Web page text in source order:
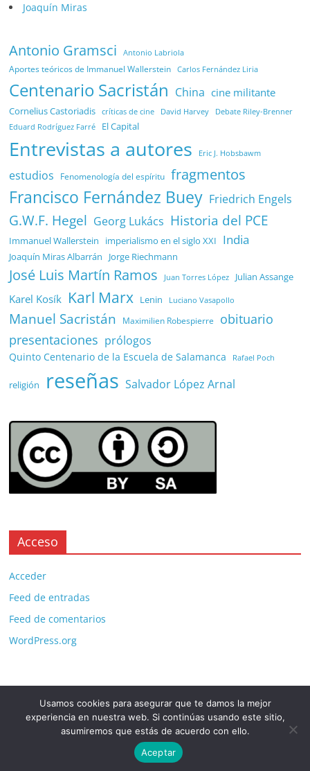
Joaquín Miras
Antonio Gramsci Antonio Labriola
Aportes teóricos de Immanuel Wallerstein Carlos Fernández Liria
Centenario Sacristán China cine militante
Cornelius Castoriadis críticas de cine David Harvey Debate Riley-Brenner
Eduard Rodríguez Farré El Capital
Entrevistas a autores Eric J. Hobsbawm
estudios Fenomenología del espíritu fragmentos
Francisco Fernández Buey Friedrich Engels
G.W.F. Hegel Georg Lukács Historia del PCE
Immanuel Wallerstein imperialismo en el siglo XXI India
Joaquín Miras Albarrán Jorge Riechmann
José Luis Martín Ramos Juan Torres López Julian Assange
Karel Kosík Karl Marx Lenin Luciano Vasapollo
Manuel Sacristán Maximilien Robespierre
obituario
presentaciones prólogos
Quinto Centenario de la Escuela de Salamanca Rafael Poch
religión reseñas Salvador López Arnal
Acceso
Acceder
Feed de entradas
Feed de comentarios
WordPress.org
Copyright © 2026 . All rights reserved.
ColorMag Pro by ThemeGrill. Powered byWordPress.
Usamos cookies para asegurar que te damos la mejor
experiencia en nuestra web. Si continúas usando este sitio,
asumiremos que estás de acuerdo con ello.
Aceptar